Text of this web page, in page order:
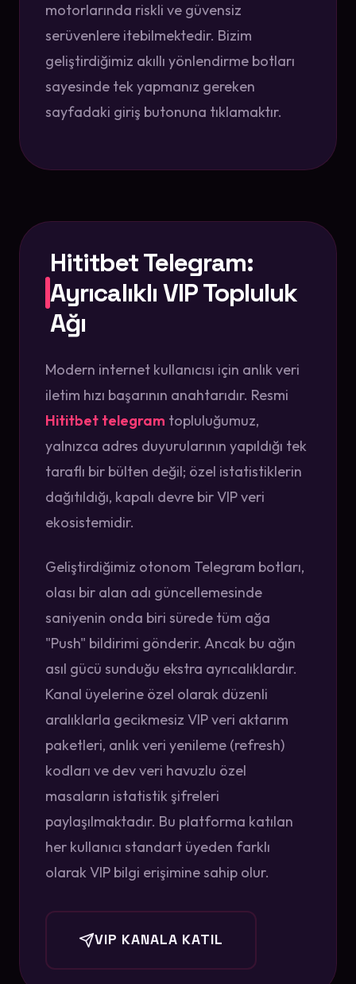
motorlarında riskli ve güvensiz
serüvenlere itebilmektedir. Bizim
geliştirdiğimiz akıllı yönlendirme botları
sayesinde tek yapmanız gereken
sayfadaki giriş butonuna tıklamaktır.
Hititbet Telegram:
Ayrıcalıklı VIP Topluluk
Ağı
Modern internet kullanıcısı için anlık veri
iletim hızı başarının anahtarıdır. Resmi
Hititbet telegram topluluğumuz,
yalnızca adres duyurularının yapıldığı tek
taraflı bir bülten değil; özel istatistiklerin
dağıtıldığı, kapalı devre bir VIP veri
ekosistemidir.
Geliştirdiğimiz otonom Telegram botları,
olası bir alan adı güncellemesinde
saniyenin onda biri sürede tüm ağa
"Push" bildirimi gönderir. Ancak bu ağın
asıl gücü sunduğu ekstra ayrıcalıklardır.
Kanal üyelerine özel olarak düzenli
aralıklarla gecikmesiz VIP veri aktarım
paketleri, anlık veri yenileme (refresh)
kodları ve dev veri havuzlu özel
masaların istatistik şifreleri
paylaşılmaktadır. Bu platforma katılan
her kullanıcı standart üyeden farklı
olarak VIP bilgi erişimine sahip olur.
VIP KANALA KATIL